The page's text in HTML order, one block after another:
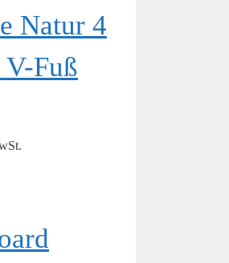
Natur 4
Fuß